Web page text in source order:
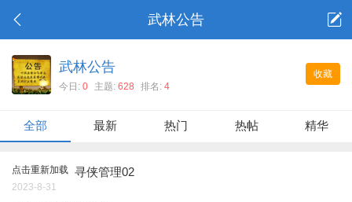
武林公告
收藏
武林公告
今日: 0 主题: 628 排名: 4
全部 最新 热门 热帖 精华
点击重新加载 寻侠管理02
2023-8-31